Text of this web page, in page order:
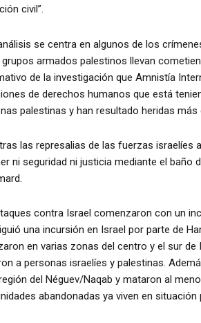
civil”.
se centra en algunos de los
armados palestinos llevan
de la investigación que Amnistía
de derechos humanos que está
palestinas y han resultado heridas más
las represalias de las fuerzas israelíes
ni seguridad ni justicia mediante el baño
contra Israel comenzaron con un
una incursión en Israel por parte de
en varias zonas del centro y el sur
a personas israelíes y palestinas.
del Néguev/Naqab y mataron al
abandonadas ya viven en